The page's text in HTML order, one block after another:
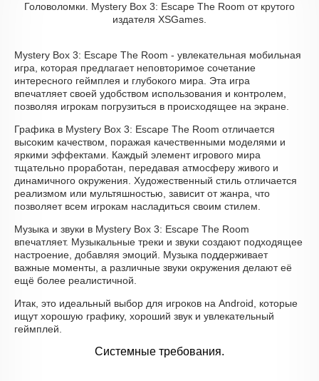
Головоломки. Mystery Box 3: Escape The Room от крутого
издателя XSGames.
Mystery Box 3: Escape The Room - увлекательная мобильная
игра, которая предлагает неповторимое сочетание
интересного геймплея и глубокого мира. Эта игра
впечатляет своей удобством использования и контролем,
позволяя игрокам погрузиться в происходящее на экране.
Графика в Mystery Box 3: Escape The Room отличается
высоким качеством, поражая качественными моделями и
яркими эффектами. Каждый элемент игрового мира
тщательно проработан, передавая атмосферу живого и
динамичного окружения. Художественный стиль отличается
реализмом или мультяшностью, зависит от жанра, что
позволяет всем игрокам насладиться своим стилем.
Музыка и звуки в Mystery Box 3: Escape The Room
впечатляет. Музыкальные треки и звуки создают подходящее
настроение, добавляя эмоций. Музыка поддерживает
важные моменты, а различные звуки окружения делают её
ещё более реалистичной.
Итак, это идеальный выбор для игроков на Android, которые
ищут хорошую графику, хороший звук и увлекательный
геймплей.
Системные требования.